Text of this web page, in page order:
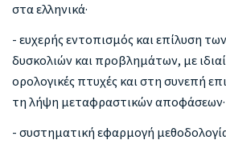
στα ελληνικά·
- ευχερής εντοπισμός και επίλυση
δυσκολιών και προβλημάτων, με
ορολογικές πτυχές και στη συνεπή
τη λήψη μεταφραστικών αποφάσεων·
- συστηματική εφαρμογή